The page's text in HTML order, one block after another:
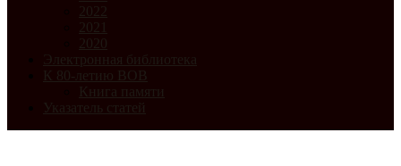
2022
2021
2020
Электронная библиотека
К 80-летию ВОВ
Книга памяти
Указатель статей